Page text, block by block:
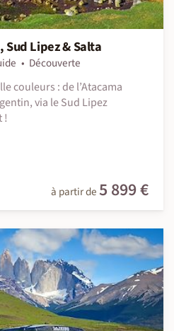
Lipez & Salta
Découverte
couleurs : de l’Atacama
via le Sud Lipez
!
à partir de 5 899 €